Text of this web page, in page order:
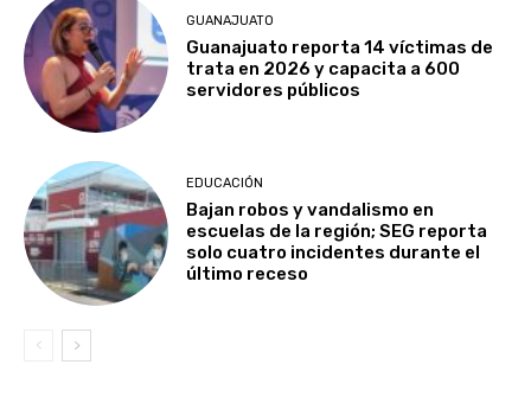
GUANAJUATO
Guanajuato reporta 14 víctimas de
trata en 2026 y capacita a 600
servidores públicos
EDUCACIÓN
Bajan robos y vandalismo en
escuelas de la región; SEG reporta
solo cuatro incidentes durante el
último receso